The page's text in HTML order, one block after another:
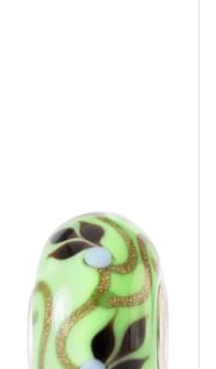
Magischer
Garten -
Limitierte
Edition 2025
TGLBE-20472